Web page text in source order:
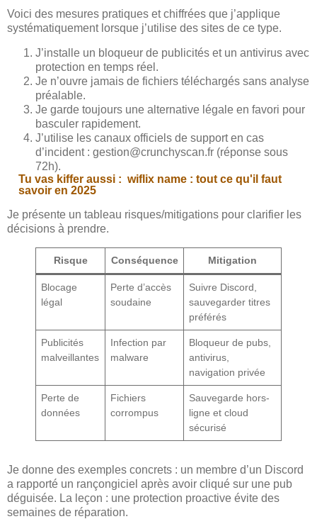
Voici des mesures pratiques et chiffrées que j’applique
systématiquement lorsque j’utilise des sites de ce type.
J’installe un bloqueur de publicités et un antivirus avec
protection en temps réel.
Je n’ouvre jamais de fichiers téléchargés sans analyse
préalable.
Je garde toujours une alternative légale en favori pour
basculer rapidement.
J’utilise les canaux officiels de support en cas
d’incident : gestion@crunchyscan.fr (réponse sous
72h).
Tu vas kiffer aussi : wiflix name : tout ce qu'il faut
savoir en 2025
Je présente un tableau risques/mitigations pour clarifier les
décisions à prendre.
Risque Conséquence Mitigation
Blocage
légal
Perte d’accès
soudaine
Suivre Discord,
sauvegarder titres
préférés
Publicités
malveillantes
Infection par
malware
Bloqueur de pubs,
antivirus,
navigation privée
Perte de
données
Fichiers
corrompus
Sauvegarde hors-
ligne et cloud
sécurisé
Je donne des exemples concrets : un membre d’un Discord
a rapporté un rançongiciel après avoir cliqué sur une pub
déguisée. La leçon : une protection proactive évite des
semaines de réparation.